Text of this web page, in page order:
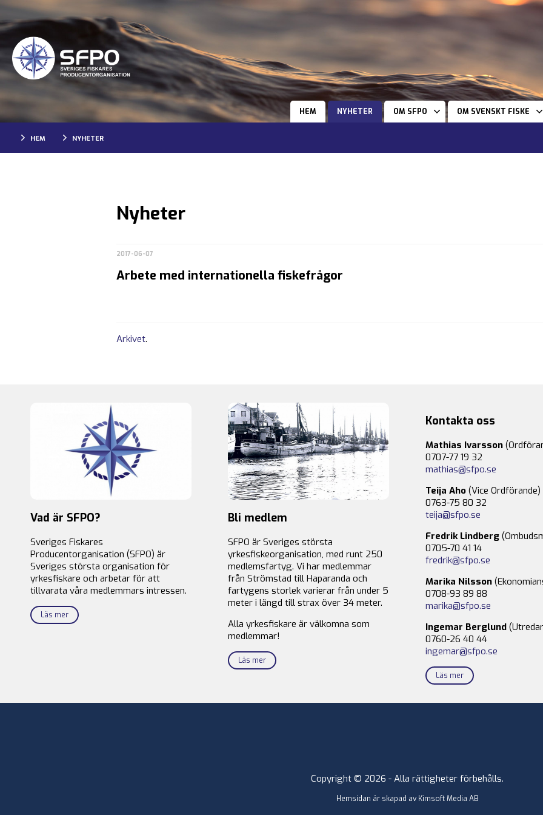
HEM NYHETER OM SFPO OM SVENSKT FISKE
HEM NYHETER
Nyheter
2017-06-07
Arbete med internationella fiskefrågor
Arkivet.
Vad är SFPO?
Sveriges Fiskares
Producentorganisation (SFPO) är
Sveriges största organisation för
yrkesfiskare och arbetar för att
tillvarata våra medlemmars intressen.
Läs mer
Bli medlem
SFPO är Sveriges största
yrkesfiskeorganisation, med runt 250
medlemsfartyg. Vi har medlemmar
från Strömstad till Haparanda och
fartygens storlek varierar från under 5
meter i längd till strax över 34 meter.
Alla yrkesfiskare är välkomna som
medlemmar!
Läs mer
Kontakta oss
Mathias Ivarsson
0707-77 19 32
mathias@sfpo.se
Teija Aho (Vice Ordförande)
0763-75 80 32
teija@sfpo.se
Fredrik Lindberg
0705-70 41 14
fredrik@sfpo.se
Marika Nilsson
0708-93 89 88
marika@sfpo.se
Ingemar Berglund
0760-26 40 44
ingemar@sfpo.se
Läs mer
Copyright © 2026 - Alla rättigheter förbehålls.
Hemsidan är skapad av Kimsoft Media AB